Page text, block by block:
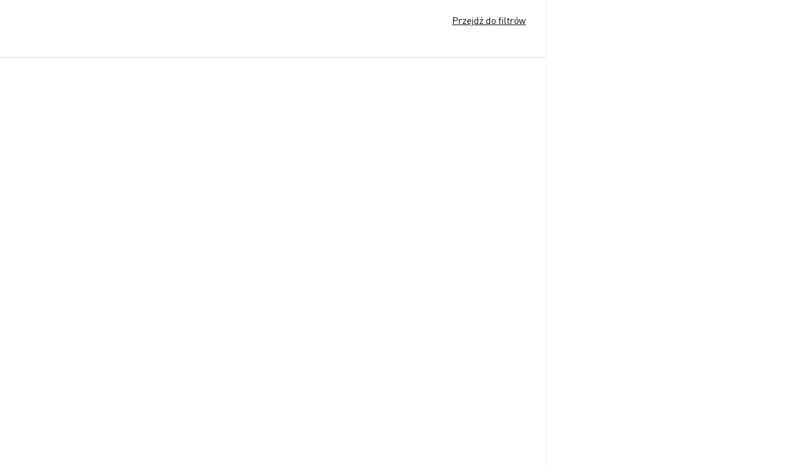
Przejdź do filtrów